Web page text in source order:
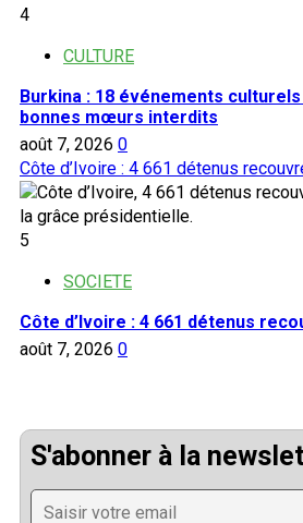
4
CULTURE
Burkina : 18 événements
bonnes mœurs interdits
août 7, 2026 0
Côte d’Ivoire : 4 661 détenus
5
SOCIETE
Côte d’Ivoire : 4 661 détenus
août 7, 2026 0
S'abonner à la